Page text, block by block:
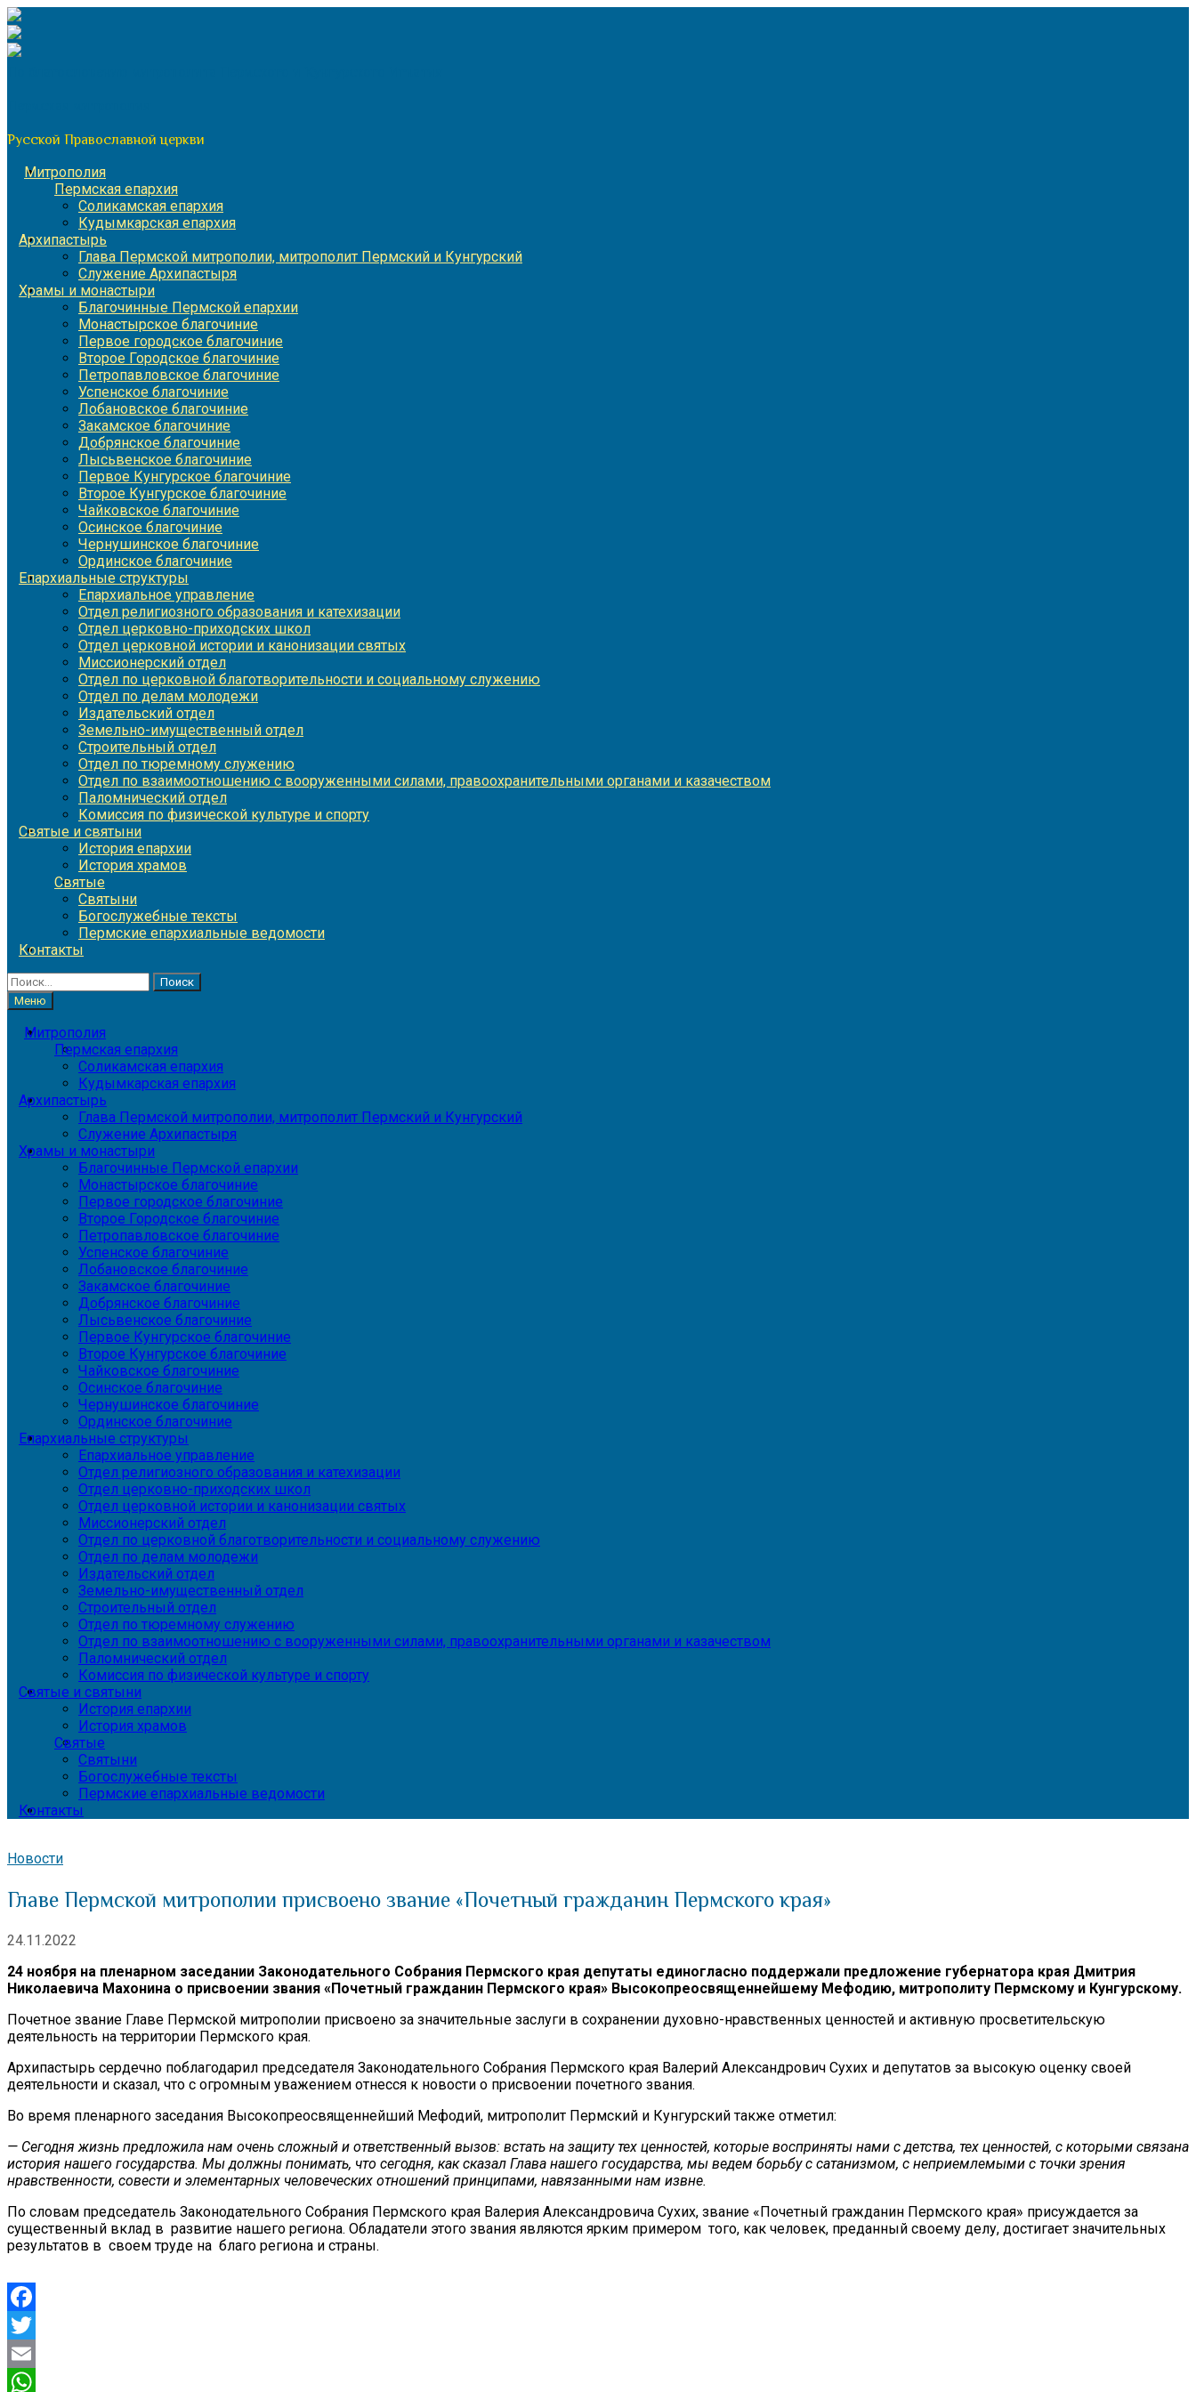
Перейти
к
содержимому
Русской Православной церкви
Митрополия
Пермская епархия
Соликамская епархия
Кудымкарская епархия
Архипастырь
Глава Пермской митрополии, митрополит Пермский и Кунгурский
Служение Архипастыря
Храмы и монастыри
Благочинные Пермской епархии
Монастырское благочиние
Первое городское благочиние
Второе Городское благочиние
Петропавловское благочиние
Успенское благочиние
Лобановское благочиние
Закамское благочиние
Добрянское благочиние
Лысьвенское благочиние
Первое Кунгурское благочиние
Второе Кунгурское благочиние
Чайковское благочиние
Осинское благочиние
Чернушинское благочиние
Ординское благочиние
Епархиальные структуры
Епархиальное управление
Отдел религиозного образования и катехизации
Отдел церковно-приходских школ
Отдел церковной истории и канонизации святых
Миссионерский отдел
Отдел по церковной благотворительности и социальному служению
Отдел по делам молодежи
Издательский отдел
Земельно-имущественный отдел
Строительный отдел
Отдел по тюремному служению
Отдел по взаимоотношению с вооруженными силами, правоохранительными органами и казачеством
Паломнический отдел
Комиссия по физической культуре и спорту
Святые и святыни
История епархии
История храмов
Святые
Святыни
Богослужебные тексты
Пермские епархиальные ведомости
Контакты
Найти:
Меню
Митрополия
Пермская епархия
Соликамская епархия
Кудымкарская епархия
Архипастырь
Глава Пермской митрополии, митрополит Пермский и Кунгурский
Служение Архипастыря
Храмы и монастыри
Благочинные Пермской епархии
Монастырское благочиние
Первое городское благочиние
Второе Городское благочиние
Петропавловское благочиние
Успенское благочиние
Лобановское благочиние
Закамское благочиние
Добрянское благочиние
Лысьвенское благочиние
Первое Кунгурское благочиние
Второе Кунгурское благочиние
Чайковское благочиние
Осинское благочиние
Чернушинское благочиние
Ординское благочиние
Епархиальные структуры
Епархиальное управление
Отдел религиозного образования и катехизации
Отдел церковно-приходских школ
Отдел церковной истории и канонизации святых
Миссионерский отдел
Отдел по церковной благотворительности и социальному служению
Отдел по делам молодежи
Издательский отдел
Земельно-имущественный отдел
Строительный отдел
Отдел по тюремному служению
Отдел по взаимоотношению с вооруженными силами, правоохранительными органами и казачеством
Паломнический отдел
Комиссия по физической культуре и спорту
Святые и святыни
История епархии
История храмов
Святые
Святыни
Богослужебные тексты
Пермские епархиальные ведомости
Контакты
Новости
Главе Пермской митрополии присвоено звание «Почетный гражданин Пермского края»
24.11.2022
24 ноября на пленарном заседании Законодательного Собрания Пермского края депутаты единогласно поддержали предложение губернатора края Дмитрия
Николаевича Махонина о присвоении звания «Почетный гражданин Пермского края» Высокопреосвященнейшему Мефодию, митрополиту Пермскому и Кунгурскому.
Почетное звание Главе Пермской митрополии присвоено за значительные заслуги в сохранении духовно-нравственных ценностей и активную просветительскую
деятельность на территории Пермского края.
Архипастырь сердечно поблагодарил председателя Законодательного Собрания Пермского края Валерий Александрович Сухих и депутатов за высокую оценку своей
деятельности и сказал, что с огромным уважением отнесся к новости о присвоении почетного звания.
Во время пленарного заседания Высокопреосвященнейший Мефодий, митрополит Пермский и Кунгурский также отметил:
— Сегодня жизнь предложила нам очень сложный и ответственный вызов: встать на защиту тех ценностей, которые восприняты нами с детства, тех ценностей, с которыми связана
история нашего государства. Мы должны понимать, что сегодня, как сказал Глава нашего государства, мы ведем борьбу с сатанизмом, с неприемлемыми с точки зрения
нравственности, совести и элементарных человеческих отношений принципами, навязанными нам извне.
По словам председатель Законодательного Собрания Пермского края Валерия Александровича Сухих, звание «Почетный гражданин Пермского края» присуждается за
существенный вклад в развитие нашего региона. Обладатели этого звания являются ярким примером того, как человек, преданный своему делу, достигает значительных
результатов в своем труде на благо региона и страны.
Facebook
Twitter
Email